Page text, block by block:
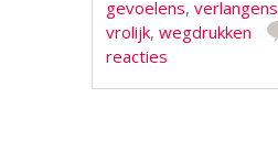
gevoelens,verlangens
vrolijk,wegdrukken
reacties